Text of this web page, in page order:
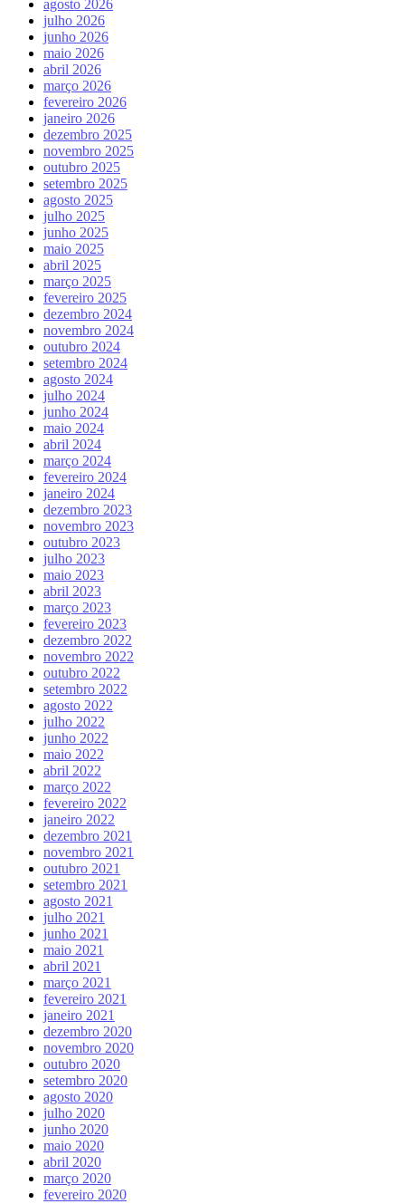
agosto 2026
julho 2026
junho 2026
maio 2026
abril 2026
março 2026
fevereiro 2026
janeiro 2026
dezembro 2025
novembro 2025
outubro 2025
setembro 2025
agosto 2025
julho 2025
junho 2025
maio 2025
abril 2025
março 2025
fevereiro 2025
dezembro 2024
novembro 2024
outubro 2024
setembro 2024
agosto 2024
julho 2024
junho 2024
maio 2024
abril 2024
março 2024
fevereiro 2024
janeiro 2024
dezembro 2023
novembro 2023
outubro 2023
julho 2023
maio 2023
abril 2023
março 2023
fevereiro 2023
dezembro 2022
novembro 2022
outubro 2022
setembro 2022
agosto 2022
julho 2022
junho 2022
maio 2022
abril 2022
março 2022
fevereiro 2022
janeiro 2022
dezembro 2021
novembro 2021
outubro 2021
setembro 2021
agosto 2021
julho 2021
junho 2021
maio 2021
abril 2021
março 2021
fevereiro 2021
janeiro 2021
dezembro 2020
novembro 2020
outubro 2020
setembro 2020
agosto 2020
julho 2020
junho 2020
maio 2020
abril 2020
março 2020
fevereiro 2020